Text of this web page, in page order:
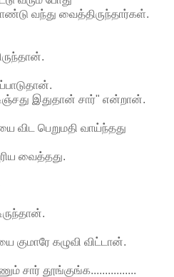
வந்து வைத்திருந்தார்கள்.
இதுதான் சார்" என்றான்.
விட பெறுமதி வாய்ந்தது
வைத்தது.
குமாரே கழுவி விட்டான்.
சார் தூங்குங்க................